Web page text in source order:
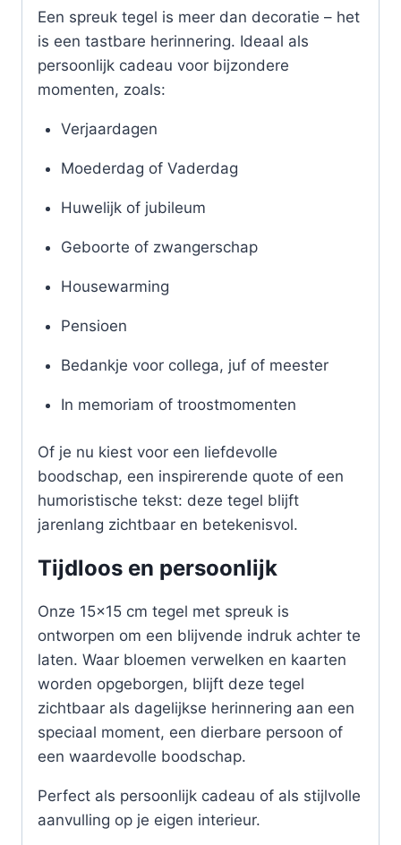
Een spreuk tegel is meer dan decoratie – het
is een tastbare herinnering. Ideaal als
persoonlijk cadeau voor bijzondere
momenten, zoals:
Verjaardagen
Moederdag of Vaderdag
Huwelijk of jubileum
Geboorte of zwangerschap
Housewarming
Pensioen
Bedankje voor collega, juf of meester
In memoriam of troostmomenten
Of je nu kiest voor een liefdevolle
boodschap, een inspirerende quote of een
humoristische tekst: deze tegel blijft
jarenlang zichtbaar en betekenisvol.
Tijdloos en persoonlijk
Onze 15×15 cm tegel met spreuk is
ontworpen om een blijvende indruk achter te
laten. Waar bloemen verwelken en kaarten
worden opgeborgen, blijft deze tegel
zichtbaar als dagelijkse herinnering aan een
speciaal moment, een dierbare persoon of
een waardevolle boodschap.
Perfect als persoonlijk cadeau of als stijlvolle
aanvulling op je eigen interieur.